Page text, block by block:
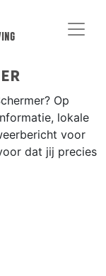
Op
lokale
voor
dat jij precies